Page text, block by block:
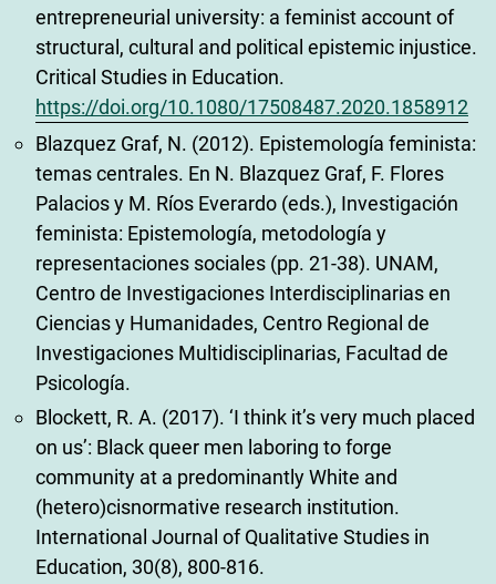
entrepreneurial university: a feminist account of
structural, cultural and political epistemic injustice.
Critical Studies in Education.
https://doi.org/10.1080/17508487.2020.1858912
Blazquez Graf, N. (2012). Epistemología feminista:
temas centrales. En N. Blazquez Graf, F. Flores
Palacios y M. Ríos Everardo (eds.), Investigación
feminista: Epistemología, metodología y
representaciones sociales (pp. 21-38). UNAM,
Centro de Investigaciones Interdisciplinarias en
Ciencias y Humanidades, Centro Regional de
Investigaciones Multidisciplinarias, Facultad de
Psicología.
Blockett, R. A. (2017). ‘I think it’s very much placed
on us’: Black queer men laboring to forge
community at a predominantly White and
(hetero)cisnormative research institution.
International Journal of Qualitative Studies in
Education, 30(8), 800-816.